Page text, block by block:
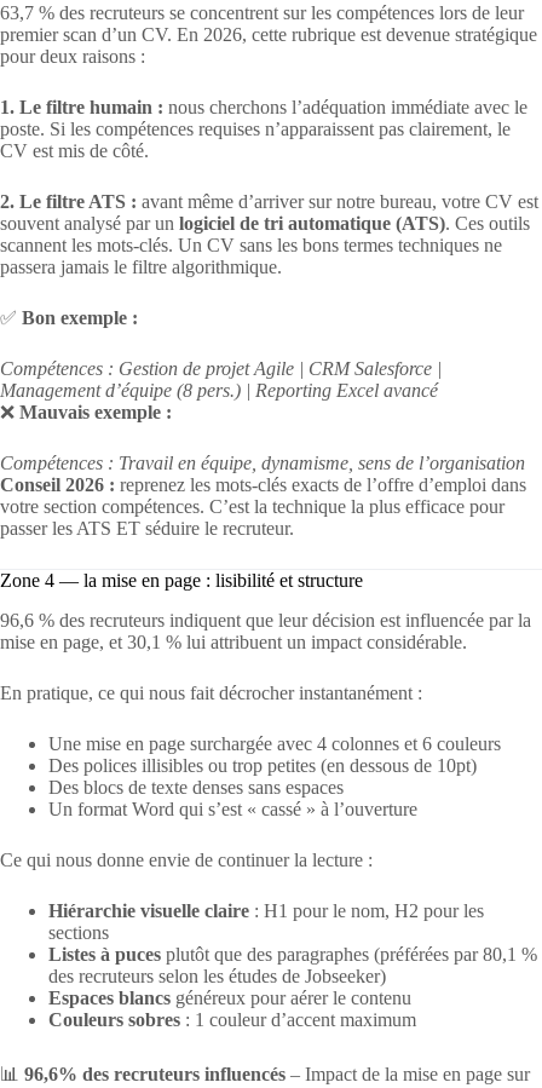
63,7 % des recruteurs se concentrent sur les compétences lors de leur
premier scan d’un CV. En 2026, cette rubrique est devenue stratégique
pour deux raisons :
1. Le filtre humain : nous cherchons l’adéquation immédiate avec le
poste. Si les compétences requises n’apparaissent pas clairement, le
CV est mis de côté.
2. Le filtre ATS : avant même d’arriver sur notre bureau, votre CV est
souvent analysé par un logiciel de tri automatique (ATS). Ces outils
scannent les mots-clés. Un CV sans les bons termes techniques ne
passera jamais le filtre algorithmique.
✅ Bon exemple :
Compétences : Gestion de projet Agile | CRM Salesforce |
Management d’équipe (8 pers.) | Reporting Excel avancé
❌ Mauvais exemple :
Compétences : Travail en équipe, dynamisme, sens de l’organisation
Conseil 2026 : reprenez les mots-clés exacts de l’offre d’emploi dans
votre section compétences. C’est la technique la plus efficace pour
passer les ATS ET séduire le recruteur.
Zone 4 — la mise en page : lisibilité et structure
96,6 % des recruteurs indiquent que leur décision est influencée par la
mise en page, et 30,1 % lui attribuent un impact considérable.
En pratique, ce qui nous fait décrocher instantanément :
Une mise en page surchargée avec 4 colonnes et 6 couleurs
Des polices illisibles ou trop petites (en dessous de 10pt)
Des blocs de texte denses sans espaces
Un format Word qui s’est « cassé » à l’ouverture
Ce qui nous donne envie de continuer la lecture :
Hiérarchie visuelle claire : H1 pour le nom, H2 pour les
sections
Listes à puces plutôt que des paragraphes (préférées par 80,1 %
des recruteurs selon les études de Jobseeker)
Espaces blancs généreux pour aérer le contenu
Couleurs sobres : 1 couleur d’accent maximum
📊 96,6% des recruteurs influencés – Impact de la mise en page sur